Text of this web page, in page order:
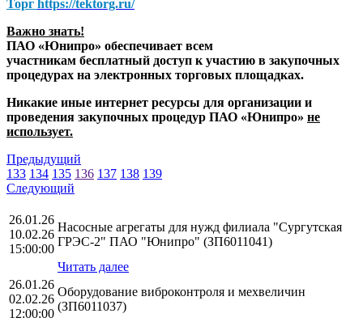
Торг https://tektorg.ru/
Важно знать!
ПАО «Юнипро» обеспечивает всем
участникам бесплатный доступ к участию в закупочных
процедурах на электронных торговых площадках.
Никакие иные интернет ресурсы для организации и
проведения закупочных процедур ПАО «Юнипро» не
использует.
Предыдущий
133 134 135 136 137 138 139
Следующий
26.01.26
10.02.26
15:00:00
Насосные агрегаты для нужд филиала "Сургутская
ГРЭС-2" ПАО "Юнипро" (ЗП6011041)
Читать далее
26.01.26
02.02.26
12:00:00
Оборудование виброконтроля и мехвеличин
(ЗП6011037)